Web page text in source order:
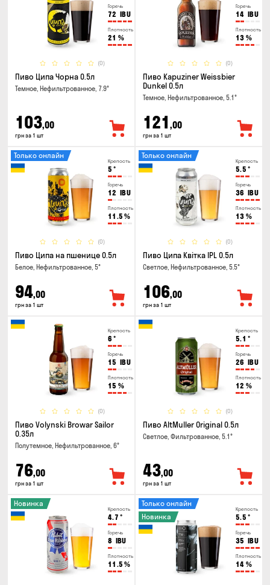
Горечь
72 IBU
Плотность
21 %
(0)
Пиво Ципа Чорна 0.5л
Темное, Нефильтрованное, 7.9°
103,00
грн за 1 шт
Горечь
14 IBU
Плотность
13 %
(0)
Пиво Kapuziner Weissbier
Dunkel 0.5л
Темное, Нефильтрованное, 5.1°
121 ,00
грн за 1 шт
Крепость
5 °
Горечь
12 IBU
Плотность
11.5 %
(0)
Только онлайн
Пиво Ципа на пшенице 0.5л
Белое, Нефильтрованное, 5°
94,00
грн за 1 шт
Крепость
5.5 °
Горечь
36 IBU
Плотность
13 %
(0)
Только онлайн
Пиво Ципа Квітка IPL 0.5л
Светлое, Нефильтрованное, 5.5°
106,00
грн за 1 шт
Крепость
6 °
Горечь
15 IBU
Плотность
15 %
(0)
Пиво Volynski Browar Sailor
0.35л
Полутемное, Нефильтрованное, 6°
76,00
грн за 1 шт
Крепость
5.1 °
Горечь
26 IBU
Плотность
12 %
(0)
Пиво AltMuller Original 0.5л
Светлое, Фильтрованное, 5.1°
43,00
грн за 1 шт
Крепость
4.7 °
Горечь
8 IBU
Плотность
11.5 %
Новинка
Крепость
5.5 °
Горечь
35 IBU
Плотность
14 %
Только онлайн
Новинка